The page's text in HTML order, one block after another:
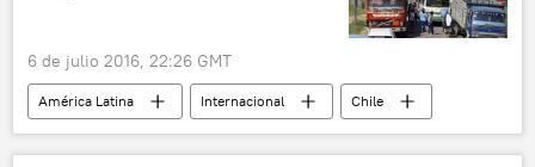
aviones
6 de julio 2016, 22:26 GMT
América Latina Internacional
Chile
Bolivia
camiones noticias